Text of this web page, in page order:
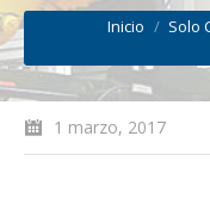
You are here:
Inicio Solo
1 marzo, 2017